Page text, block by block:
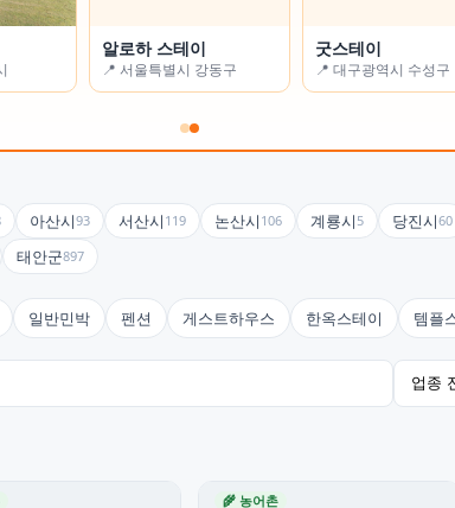
주시
고요(GOYO)
📍 광주광역시 광산구
쉼농원
📍 경상북도 안동시
알로하 스테이
📍 서울특별시 강동구
굿스테이
📍 대구광역시 수성구
아산시93 서산시 119 논산시 106 계룡시 5 당진시60
태안군897
일반민박 펜션 게스트하우스 한옥스테이 템플
🌾 농어촌